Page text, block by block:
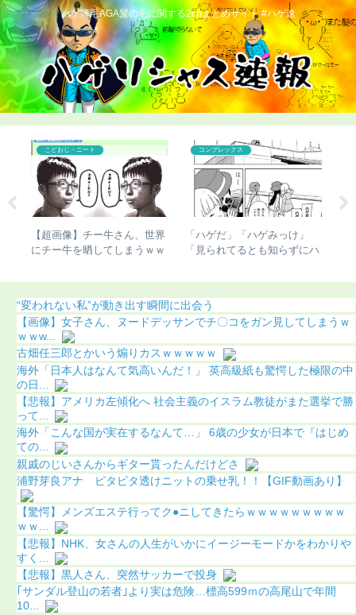
ハゲ薄毛AGA髪の毛に関する2chまとめサイト #ハゲ速
カツラ
【ハゲ速報】人気声優の杉田
智和さん、とんでもない髪型
こどおじ・ニート
【チビ速報】骨延長失敗で脚
切断のこびさん、お気持ち表
“変われない私”が動き出す瞬間に出会う
【画像】女子さん、ヌードデッサンでチ〇コをガン見してしまうｗ
ｗｗw...
古畑任三郎とかいう煽りカスｗｗｗｗｗ
海外「日本人はなんて気高いんだ！」 英高級紙も驚愕した極限の中
の日...
【悲報】アメリカ左傾化へ 社会主義のイスラム教徒がまた選挙で勝
って...
海外「こんな国が実在するなんて…」 6歳の少女が日本で『はじめ
ての...
親戚のじいさんからギター貰ったんだけどさ
浦野芽良アナ ピタピタ透けニットの乗せ乳！！【GIF動画あり】
【驚愕】メンズエステ行ってク●ニしてきたらｗｗｗｗｗｗｗｗｗ
ｗｗ...
【悲報】NHK、女さんの人生がいかにイージーモードかをわかりや
すく...
【悲報】黒人さん、突然サッカーで投身
｢サンダル登山の若者｣より実は危険…標高599ｍの高尾山で年間
10...